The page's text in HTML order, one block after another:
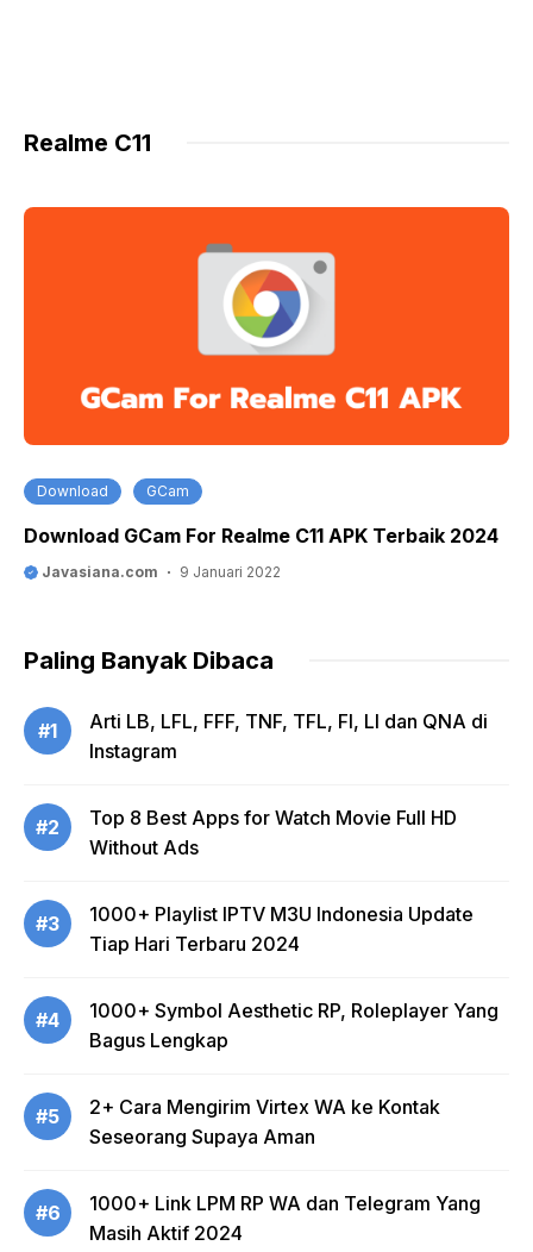
Realme C11
Download GCam
Download GCam For Realme C11 APK Terbaik 2024
Javasiana.com 9 Januari 2022
Paling Banyak Dibaca
#1
Arti LB, LFL, FFF, TNF, TFL, FI, LI dan QNA di
Instagram
#2
Top 8 Best Apps for Watch Movie Full HD
Without Ads
#3
1000+ Playlist IPTV M3U Indonesia Update
Tiap Hari Terbaru 2024
#4
1000+ Symbol Aesthetic RP, Roleplayer Yang
Bagus Lengkap
#5
2+ Cara Mengirim Virtex WA ke Kontak
Seseorang Supaya Aman
#6
1000+ Link LPM RP WA dan Telegram Yang
Masih Aktif 2024